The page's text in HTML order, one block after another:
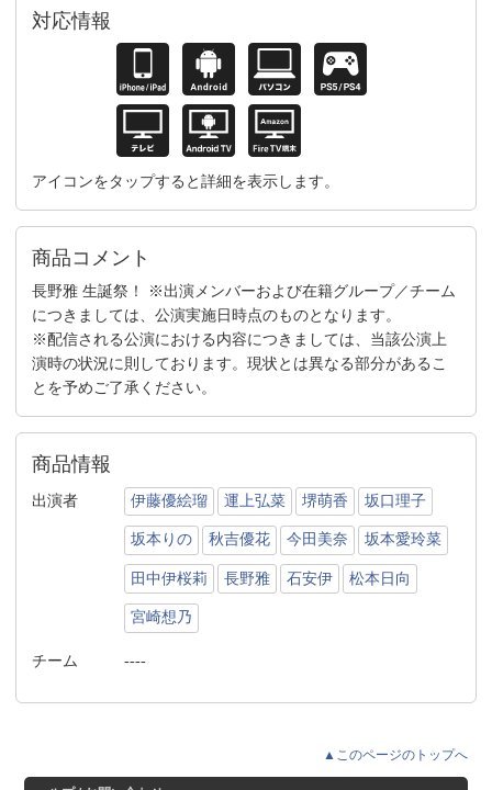
対応情報
アイコンをタップすると詳細を表示します。
商品コメント
長野雅 生誕祭！ ※出演メンバーおよび在籍グループ／チーム
につきましては、公演実施日時点のものとなります。
※配信される公演における内容につきましては、当該公演上
演時の状況に則しております。現状とは異なる部分があるこ
とを予めご了承ください。
商品情報
出演者 伊藤優絵瑠 運上弘菜 堺萌香 坂口理子
坂本りの 秋吉優花 今田美奈 坂本愛玲菜
田中伊桜莉 長野雅 石安伊 松本日向
宮崎想乃
チーム ----
▲このページのトップへ